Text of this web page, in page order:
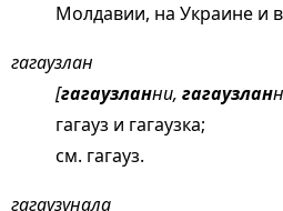
Молдавии, на Украине и
гагаузлан
[гагаузланни, гагаузлан
гагауз и гагаузка;
см. гагауз.
гагаузунала